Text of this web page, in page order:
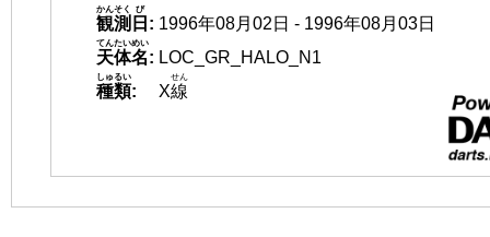
観測
かんそく
日
び
: 1996年08月02日 - 1996年08月03日
天体名
てんたいめい
: LOC_GR_HALO_N1
種類
しゅるい
: X線
せん